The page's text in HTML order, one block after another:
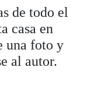
de todo el
casa en
una foto y
al autor.